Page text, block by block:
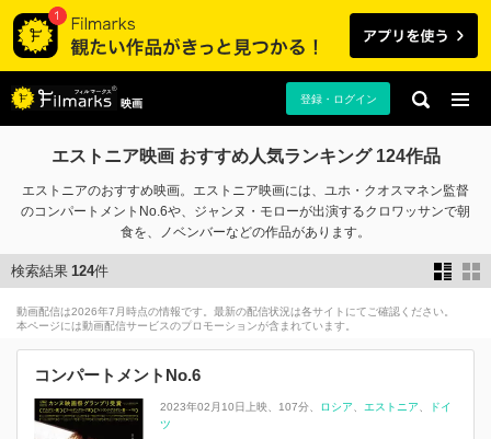
映画 登録・ログイン
エストニア映画 おすすめ人気ランキング 124作品
エストニアのおすすめ映画。エストニア映画には、ユホ・クオスマネン監督
のコンパートメントNo.6や、ジャンヌ・モローが出演するクロワッサンで朝
食を、ノベンバーなどの作品があります。
検索結果 124件
動画配信は2026年7月時点の情報です。最新の配信状況は各サイトにてご確認ください。
本ページには動画配信サービスのプロモーションが含まれています。
コンパートメントNo.6
2023年02月10日上映 107分 ロシア エストニア
ドイ
ツ